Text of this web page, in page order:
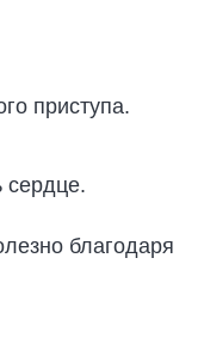
приступа.
сердце.
благодаря